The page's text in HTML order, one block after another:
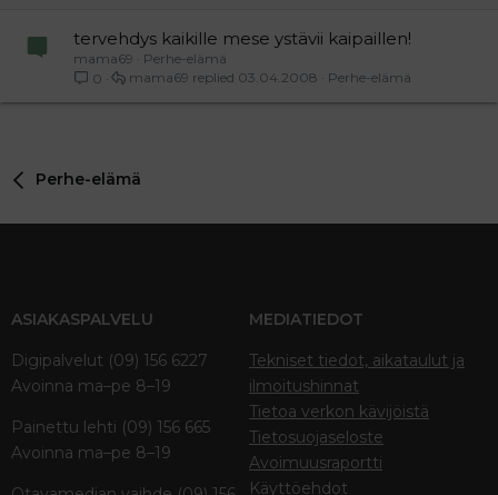
tervehdys kaikille mese ystävii kaipaillen!
mama69
Perhe-elämä
0
Perhe-elämä
03.04.2008
mama69
Perhe-elämä
ASIAKASPALVELU
Digipalvelut (09) 156 6227
Avoinna ma–pe 8–19
Painettu lehti (09) 156 665
Avoinna ma–pe 8–19
MEDIATIEDOT
Tekniset tiedot, aikataulut ja
ilmoitushinnat
Tietoa verkon kävijöistä
Tietosuojaseloste
Avoimuusraportti
Käyttöehdot